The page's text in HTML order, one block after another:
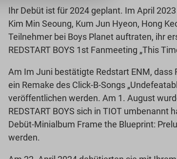
Ihr Debüt ist für 2024 geplant. Im April
Kim Min Seoung, Kum Jun Hyeon, Hong
Teilnehmer bei Boys Planet auftraten, ihr
REDSTART BOYS 1st Fanmeeting „This
Am Im Juni bestätigte Redstart ENM, dass
ein Remake des Click-B-Songs
veröffentlichen werden. Am 1. August
REDSTART BOYS sich in TIOT umbenannt
Debüt-Minialbum Frame the Blueprint:
werden.